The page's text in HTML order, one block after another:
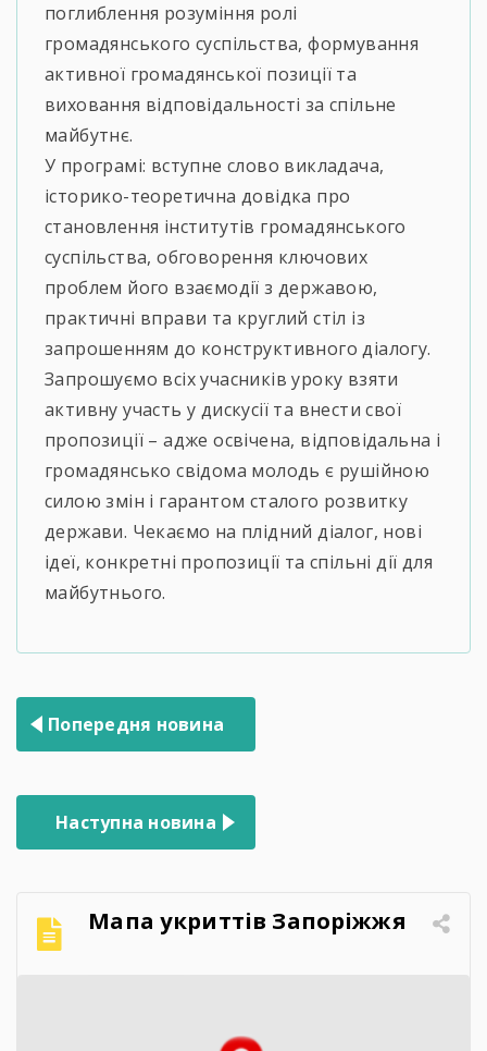
поглиблення розуміння ролі
громадянського суспільства, формування
активної громадянської позиції та
виховання відповідальності за спільне
майбутнє.
У програмі: вступне слово викладача,
історико-теоретична довідка про
становлення інститутів громадянського
суспільства, обговорення ключових
проблем його взаємодії з державою,
практичні вправи та круглий стіл із
запрошенням до конструктивного діалогу.
Запрошуємо всіх учасників уроку взяти
активну участь у дискусії та внести свої
пропозиції – адже освічена, відповідальна і
громадянсько свідома молодь є рушійною
силою змін і гарантом сталого розвитку
держави. Чекаємо на плідний діалог, нові
ідеї, конкретні пропозиції та спільні дії для
майбутнього.
Навігація
записів
Попередня новина
Наступна новина
Мапа укриттів Запоріжжя